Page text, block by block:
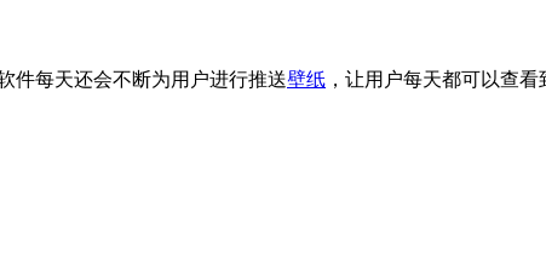
件每天还会不断为用户进行推送壁纸 ，让用户每天都可以查